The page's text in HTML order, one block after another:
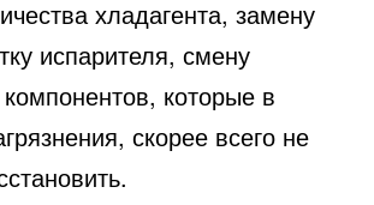
хладагента, замену
испарителя, смену
которые в
скорее всего не